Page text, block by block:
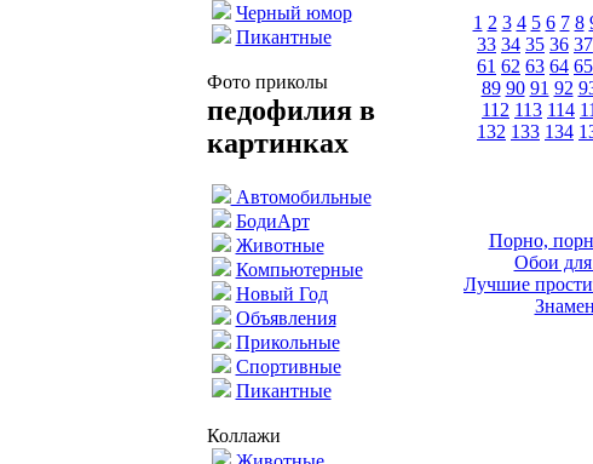
Черный юмор
Пикантные
Фото приколы
педофилия в
картинках
Автомобильные
БодиАрт
Животные
Компьютерные
Новый Год
Объявления
Прикольные
Спортивные
Пикантные
Коллажи
1 2 3 4 5 6 7 8
33 34 35 36 37
61 62 63 64 65
89 90 91 92
112 113 114
132 133 134
Порно,
Обои для
Лучшие